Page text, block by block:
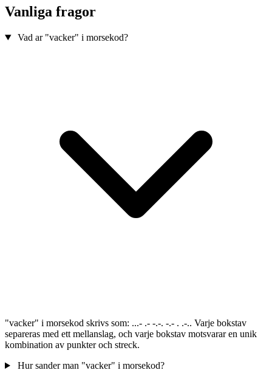
Vanliga fragor
Vad ar "vacker" i morsekod?
"vacker" i morsekod skrivs som: ...- .- -.-. -.- . .-.. Varje bokstav
separeras med ett mellanslag, och varje bokstav motsvarar en unik
kombination av punkter och streck.
Hur sander man "vacker" i morsekod?